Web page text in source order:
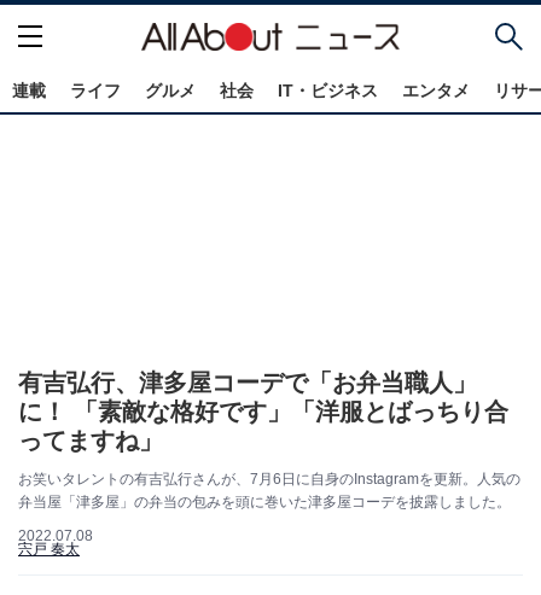
連載 ライフ グルメ 社会 IT・ビジネス エンタメ リサ
有吉弘行、津多屋コーデで「お弁当職人」
に！ 「素敵な格好です」「洋服とばっちり合
ってますね」
お笑いタレントの有吉弘行さんが、7月6日に自身のInstagramを更新。人気の
弁当屋「津多屋」の弁当の包みを頭に巻いた津多屋コーデを披露しました。
2022.07.08
宍戸 奏太